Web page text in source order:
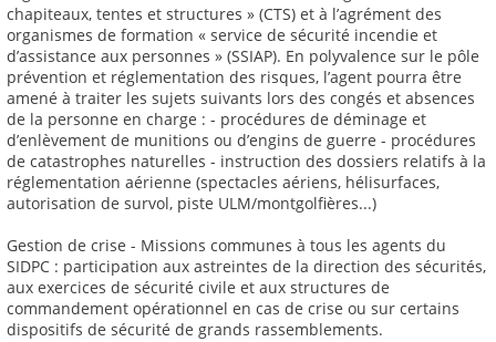
chapiteaux, tentes et structures » (CTS) et à l’agrément des
organismes de formation « service de sécurité incendie et
d’assistance aux personnes » (SSIAP). En polyvalence sur le pôle
prévention et réglementation des risques, l’agent pourra être
amené à traiter les sujets suivants lors des congés et absences
de la personne en charge : - procédures de déminage et
d’enlèvement de munitions ou d’engins de guerre - procédures
de catastrophes naturelles - instruction des dossiers relatifs à la
réglementation aérienne (spectacles aériens, hélisurfaces,
autorisation de survol, piste ULM/montgolfières...)
Gestion de crise - Missions communes à tous les agents du
SIDPC : participation aux astreintes de la direction des sécurités,
aux exercices de sécurité civile et aux structures de
commandement opérationnel en cas de crise ou sur certains
dispositifs de sécurité de grands rassemblements.